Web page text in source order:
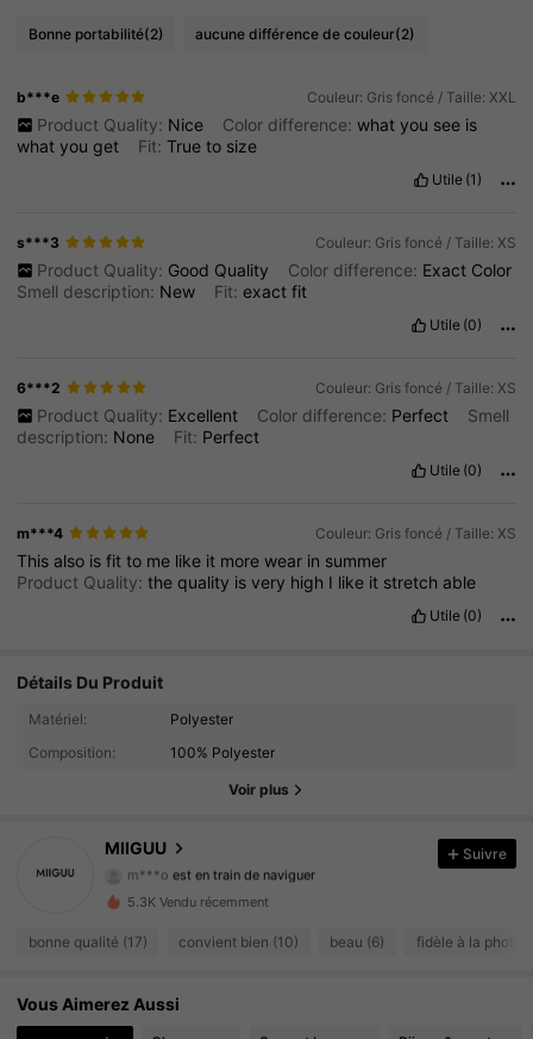
Bonne portabilité(2) aucune différence de couleur(2)
b***e Couleur: Gris foncé / Taille: XXL
Product Quality: Nice Color difference: what you see is
whatyouget Fit:Trueto size
Utile (1)
s***3 Couleur: Gris foncé / Taille: XS
Product Quality: Good Quality Color difference: Exact Color
Smell description: New Fit:exactfit
Utile (0)
6***2 Couleur: Gris foncé / Taille: XS
Product Quality: Excellent Color difference: Perfect
Smell
description: None Fit: Perfect
Utile (0)
m***4 Couleur: Gris foncé / Taille: XS
This also isfitto me like it morewear in summer
Product Quality:thequality isvery high I like it stretch able
Utile (0)
Détails Du Produit
Matériel:
Polyester
Composition:
100% Polyester
Voir plus
MIIGUU
56 Suiveurs
56 Suiveurs
4.70
m***o est en train de naviguer
4.70
4.70 56 Suiveurs
4.70 56 Suiveurs
Suivre
5.3K Vendu récemment
bonne qualité (17) convient bien (10) beau (6) fidèle à la photo
Vous Aimerez Aussi